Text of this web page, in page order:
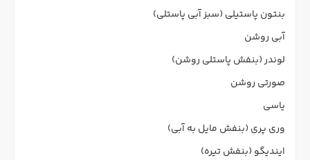
بنتون پاستیلی (سبز آبی پاستلی)
آبی روشن
لوندر (بنفش پاستلی روشن)
صورتی روشن
یاسی
وری پری (بنفش مایل به آبی)
ایندیگو (بنفش تیره)